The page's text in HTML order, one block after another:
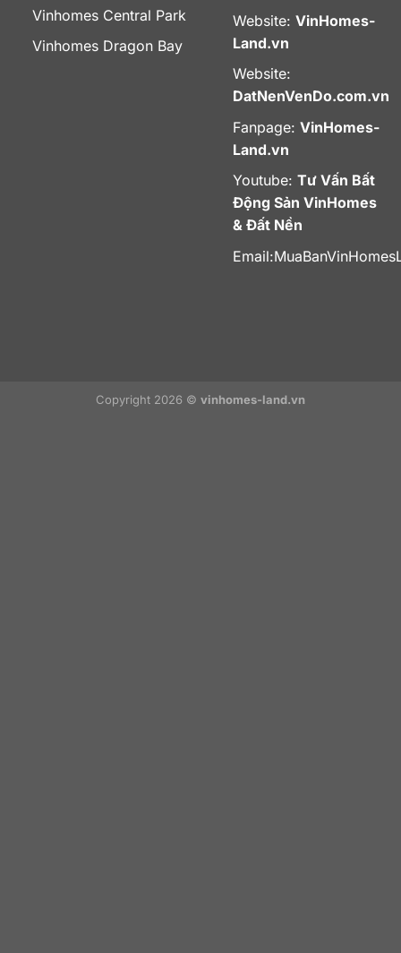
Vinhomes Central Park
Vinhomes Dragon Bay
Website: VinHomes-
Land.vn
Website:
DatNenVenDo.com.vn
Fanpage: VinHomes-
Land.vn
Youtube: Tư Vấn Bất
Động Sản VinHomes
& Đất Nền
Email:
Copyright 2026 © vinhomes-land.vn